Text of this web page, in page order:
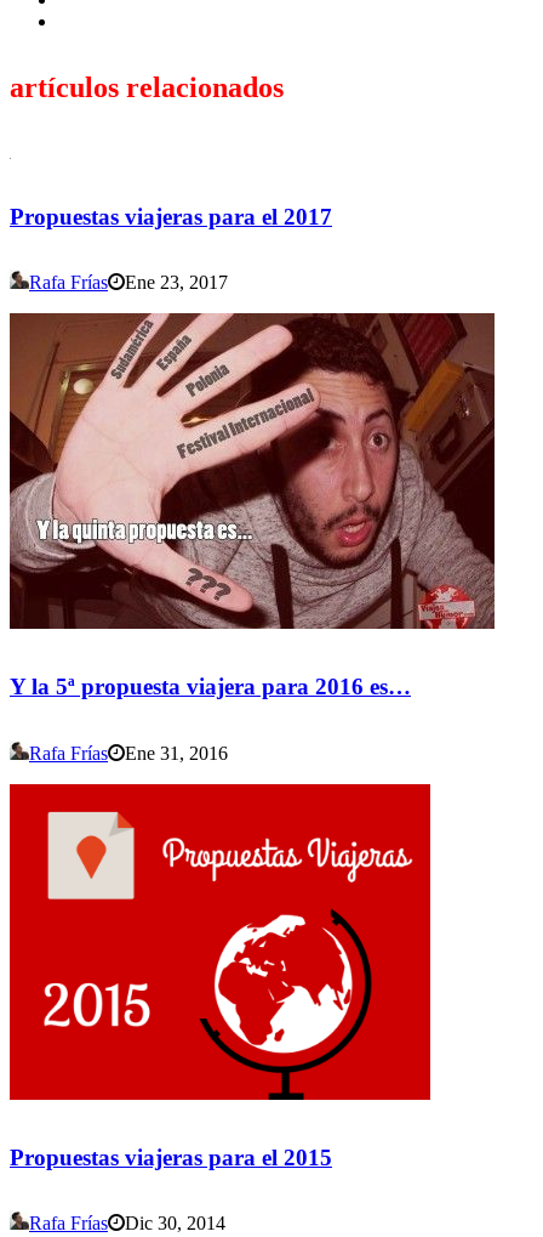
artículos relacionados
Propuestas viajeras para el 2017
Rafa Frías Ene 23, 2017
Y la 5ª propuesta viajera para 2016 es…
Rafa Frías Ene 31, 2016
Propuestas viajeras para el 2015
Rafa Frías Dic 30, 2014